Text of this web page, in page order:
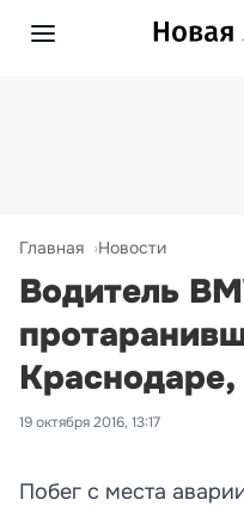
Главная Новости
Водитель
Краснодаре,
19 октября 2016, 13:17
Побег с места